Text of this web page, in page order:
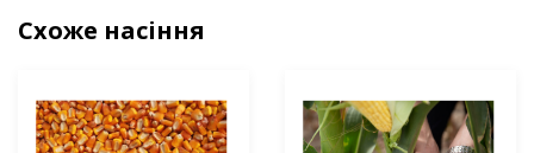
Схоже насіння